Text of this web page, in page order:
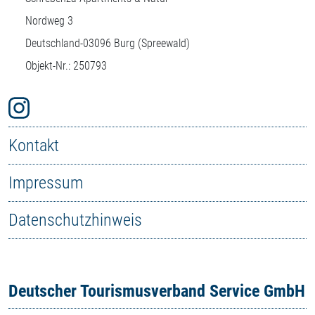
Nordweg 3
Deutschland-03096 Burg (Spreewald)
Objekt-Nr.: 250793
Deutscher Tourismusverband Service GmbH
Kontakt
Impressum
Datenschutzhinweis